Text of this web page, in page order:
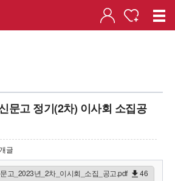
문고 정기(2차) 이사회 소집공
글
고_2023년_2차_이시회_소집_공고.pdf
46